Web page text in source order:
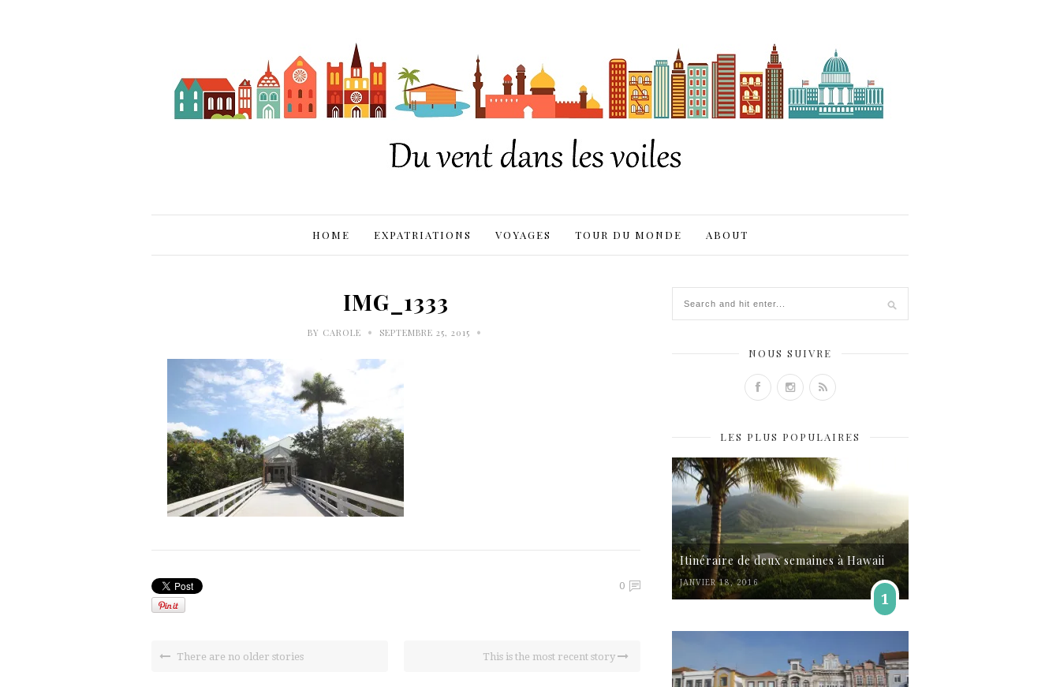
HOME EXPATRIATIONS VOYAGES TOUR DU MONDE ABOUT
IMG_1333
BY CAROLE • SEPTEMBRE 25, 2015 •
0
There are no older stories This is the most recent story
NOUS SUIVRE
LES PLUS POPULAIRES
Itinéraire de deux semaines à Hawaii
JANVIER 18, 2016
1